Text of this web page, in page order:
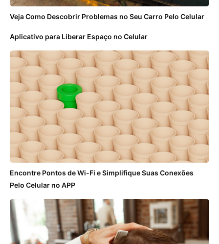
Veja Como Descobrir Problemas no Seu Carro Pelo Celular
Aplicativo para Liberar Espaço no Celular
Encontre Pontos de Wi-Fi e Simplifique Suas Conexões
Pelo Celular no APP